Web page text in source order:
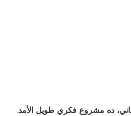
ده مشروع فكري طويل الأمد.